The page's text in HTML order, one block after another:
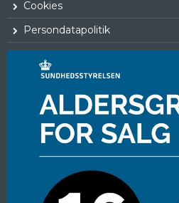
Cookies
Persondatapolitik